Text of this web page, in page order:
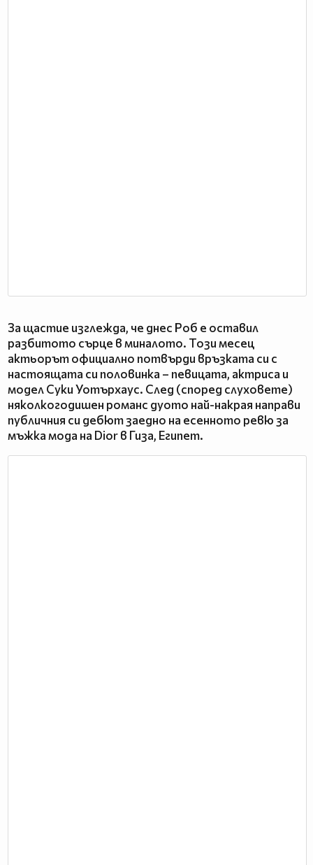
За щастие изглежда, че днес Роб е оставил
разбитото сърце в миналото. Този месец
актьорът официално потвърди връзката си с
настоящата си половинка – певицата, актриса и
модел Суки Уотърхаус. След (според слуховете)
няколкогодишен романс дуото най-накрая направи
публичния си дебют заедно на есенното ревю за
мъжка мода на Dior в Гиза, Египет.